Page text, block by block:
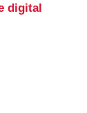
digital